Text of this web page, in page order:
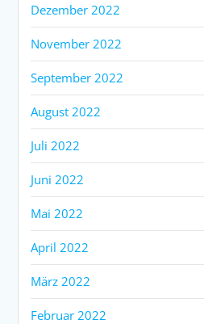
Dezember 2022
November 2022
September 2022
August 2022
Juli 2022
Juni 2022
Mai 2022
April 2022
März 2022
Februar 2022